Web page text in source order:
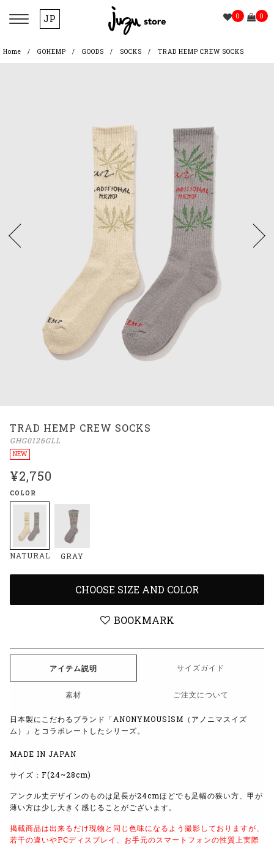
JP 0 0
Home GOHEMP GOODS SOCKS TRAD HEMP CREW SOCKS
TRAD HEMP CREW SOCKS
GHG0126GLL
NEW
¥2,750
COLOR
NATURAL GRAY
CHOOSE SIZE AND COLOR
BOOKMARK
アイテム説明 サイズガイド
素材 ご注文について
日本製にこだわるブランド「ANONYMOUSISM（アノニマスイズ
ム）」とコラボレートしたシリーズ。
MADE IN JAPAN
サイズ：F(24~28cm)
アンクル丈デザインのものは足長が24cmほどでも足幅の狭い方、甲が
薄い方は少し大きく感じることがございます。
掲載商品は出来るだけ現物と同じ色味になるよう撮影しておりますが、
若干の違いやPCディスプレイ、お手元のスマートフォンの性質上実際